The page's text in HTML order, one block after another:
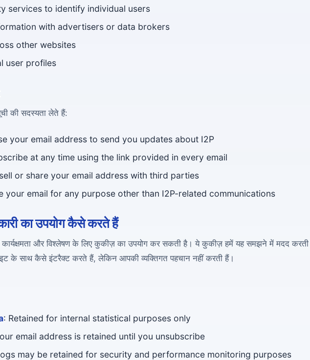
services to identify individual users
with advertisers or data brokers
other websites
user profiles
की सदस्यता लेते हैं:
your email address to send you updates about I2P
at any time using the link provided in every email
or share your email address with third parties
your email for any purpose other than I2P-related communications
का उपयोग कैसे करते हैं
कार्यक्षमता और विश्लेषण के लिए कुकीज़ का उपयोग कर सकती है। ये कुकीज़ हमें यह समझने में मदद करती
के साथ कैसे इंटरैक्ट करते हैं, लेकिन आपकी व्यक्तिगत पहचान नहीं करती हैं।
: Retained for internal statistical purposes only
email address is retained until you unsubscribe
may be retained for security and performance monitoring purposes